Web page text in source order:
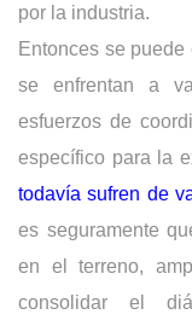
por la industria.
Entonces se
se enfrentan a
esfuerzos de
específico para la
todavía sufren de
es seguramente
en el terreno,
consolidar el